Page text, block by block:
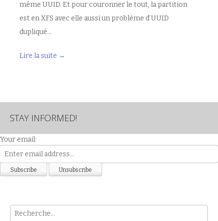
même UUID. Et pour couronner le tout, la partition
est en XFS avec elle aussi un problème d’UUID
dupliqué…
Lire la suite →
STAY INFORMED!
Your email:
Rech